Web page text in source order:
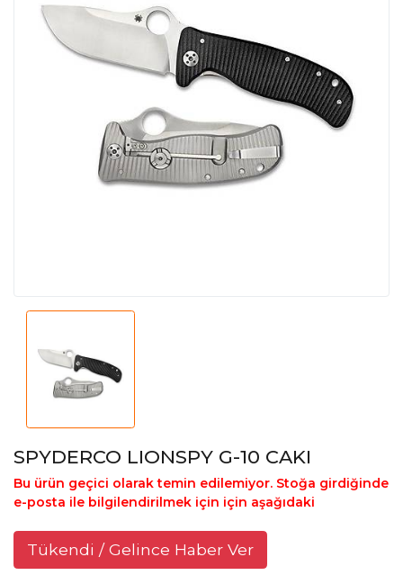
SPYDERCO LIONSPY G-10 CAKI
Bu ürün geçici olarak temin edilemiyor. Stoğa girdiğinde
e-posta ile bilgilendirilmek için için aşağıdaki
Tükendi / Gelince Haber Ver